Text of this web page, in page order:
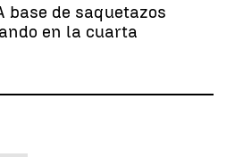
base de saquetazos
en la cuarta